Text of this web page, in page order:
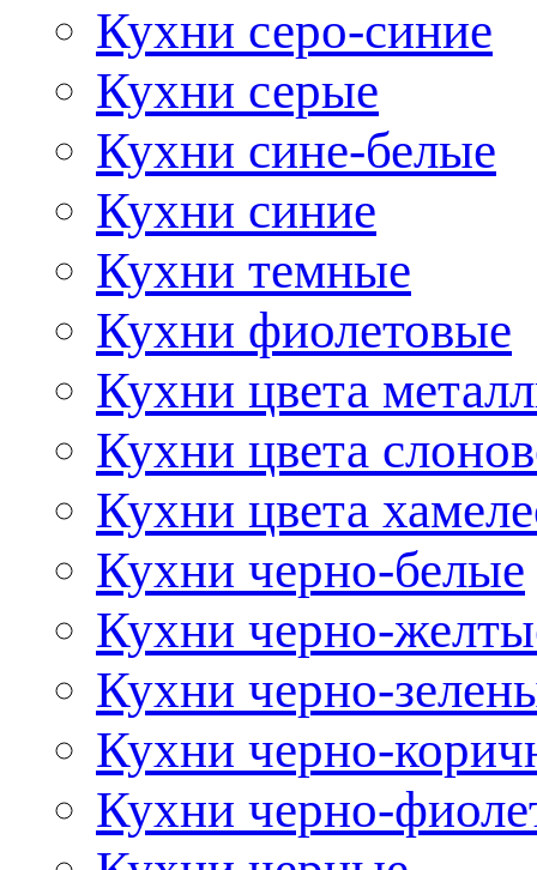
Кухни серо-синие
Кухни серые
Кухни сине-белые
Кухни синие
Кухни темные
Кухни фиолетовые
Кухни цвета
Кухни цвета
Кухни цвета
Кухни черно-белые
Кухни черно-
Кухни черно-
Кухни черно-
Кухни черно-